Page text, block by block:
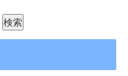
検索